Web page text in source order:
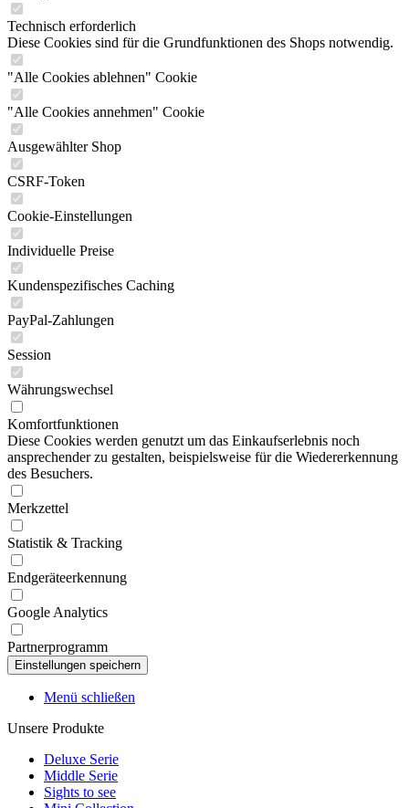
Technisch erforderlich
Diese Cookies sind für die Grundfunktionen des Shops notwendig.
"Alle Cookies ablehnen" Cookie
"Alle Cookies annehmen" Cookie
Ausgewählter Shop
CSRF-Token
Cookie-Einstellungen
Individuelle Preise
Kundenspezifisches Caching
PayPal-Zahlungen
Session
Währungswechsel
Komfortfunktionen
Diese Cookies werden genutzt um das Einkaufserlebnis noch
ansprechender zu gestalten, beispielsweise für die Wiedererkennung
des Besuchers.
Merkzettel
Statistik & Tracking
Endgeräteerkennung
Google Analytics
Partnerprogramm
Menü schließen
Unsere Produkte
Deluxe Serie
Middle Serie
Sights to see